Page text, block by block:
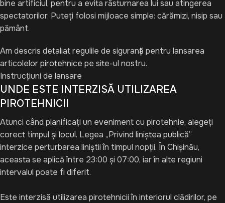
bine artificiul, pentru a evita răsturnarea lui sau atingerea
spectatorilor. Puteți folosi mijloace simple: cărămizi, nisip sau
pământ.
Am descris detaliat regulile de siguranță pentru lansarea
articolelor pirotehnice pe site-ul nostru.
Instrucțiuni de lansare
UNDE ESTE INTERZISĂ UTILIZAREA
PIROTEHNICII
Atunci când planificați un eveniment cu pirotehnie, alegeți
corect timpul și locul. Legea „Privind liniștea publică”
interzice perturbarea liniștii în timpul nopții. În Chișinău,
aceasta se aplică între 23:00 și 07:00, iar în alte regiuni
intervalul poate fi diferit.
Este interzisă utilizarea pirotehnicii în interiorul clădirilor, pe